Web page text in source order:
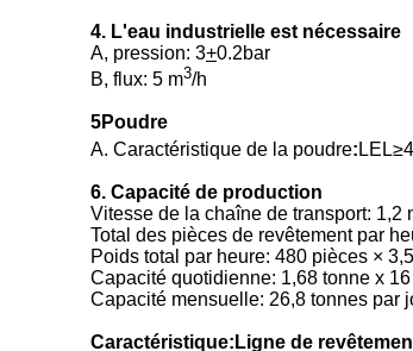
4. L'eau industrielle est nécessaire
A, pression: 3+0.2bar
B, flux: 5 m3/h
5Poudre
A. Caractéristique de la poudre:
6. Capacité de production
Vitesse de la chaîne de transport: 1,2
Total des pièces de revêtement par
Poids total par heure: 480 pièces ×
Capacité quotidienne: 1,68 tonne x
Capacité mensuelle: 26,8 tonnes par
Caractéristique:Ligne de